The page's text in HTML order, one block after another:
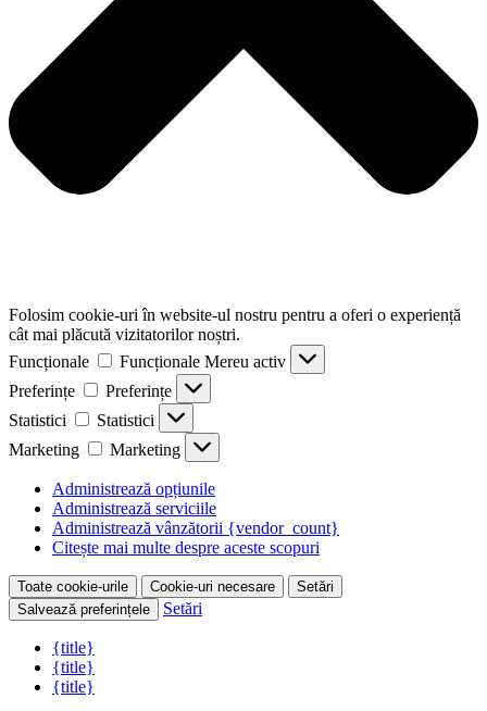
Folosim cookie-uri în website-ul nostru pentru a oferi o experiență
cât mai plăcută vizitatorilor noștri.
Funcționale
Funcționale Mereu activ
Preferințe
Preferințe
Statistici
Statistici
Marketing
Marketing
Administrează opțiunile
Administrează serviciile
Administrează vânzătorii {vendor_count}
Citește mai multe despre aceste scopuri
Toate cookie-urile Cookie-uri necesare
Setări
Salvează preferințele
Setări
{title}
{title}
{title}